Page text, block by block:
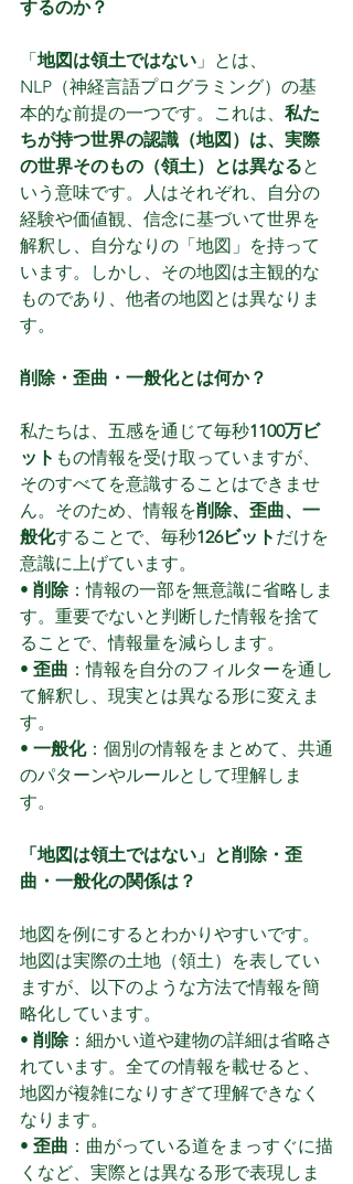
するのか？
「地図は領土ではない 」とは、
NLP（神経言語プログラミング）の基
本的な前提の一つです。これは、 私た
ちが持つ世界の認識（地図）は、実際
の世界そのもの（領土）とは異なると
いう意味です。人はそれぞれ、自分の
経験や価値観、信念に基づいて世界を
解釈し、自分なりの「地図」を持って
います。しかし、その地図は主観的な
ものであり、他者の地図とは異なりま
す。
削除・歪曲・一般化とは何か？
私たちは、五感を通じて毎秒1100万ビ
ット もの情報を受け取っていますが、
そのすべてを意識することはできませ
ん。そのため、情報を削除、歪曲、一
般化することで、毎秒126ビット だけを
意識に上げています。
• 削除：情報の一部を無意識に省略しま
す。重要でないと判断した情報を捨て
ることで、情報量を減らします。
• 歪曲 ：情報を自分のフィルターを通し
て解釈し、現実とは異なる形に変えま
す。
• 一般化：個別の情報をまとめて、共通
のパターンやルールとして理解しま
す。
「地図は領土ではない」と削除・歪
曲・一般化の関係は？
地図を例にするとわかりやすいです。
地図は実際の土地（領土）を表してい
ますが、以下のような方法で情報を簡
略化しています。
• 削除：細かい道や建物の詳細は省略さ
れています。全ての情報を載せると、
地図が複雑になりすぎて理解できなく
なります。
• 歪曲 ：曲がっている道をまっすぐに描
くなど、実際とは異なる形で表現しま